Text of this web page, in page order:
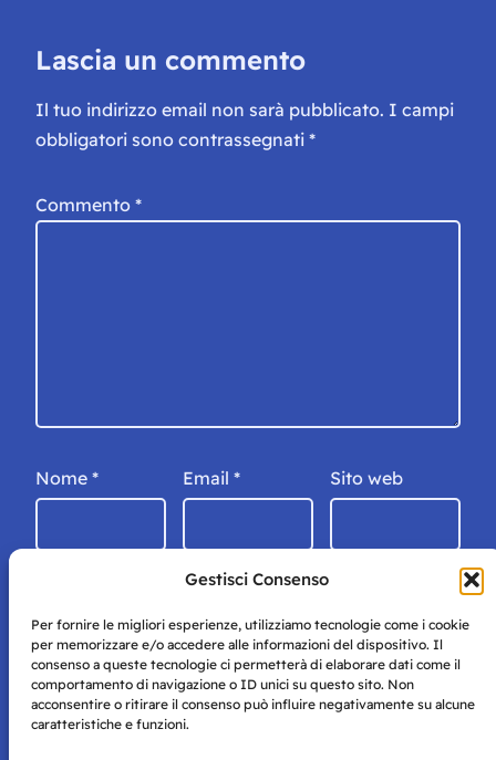
Gestisci Consenso
Per fornire le migliori esperienze, utilizziamo tecnologie come i cookie
per memorizzare e/o accedere alle informazioni del dispositivo. Il
consenso a queste tecnologie ci permetterà di elaborare dati come il
comportamento di navigazione o ID unici su questo sito. Non
acconsentire o ritirare il consenso può influire negativamente su alcune
caratteristiche e funzioni.
Lascia un commento
Il tuo indirizzo email non sarà pubblicato. I campi
obbligatori sono contrassegnati *
Commento *
Nome * Email * Sito web